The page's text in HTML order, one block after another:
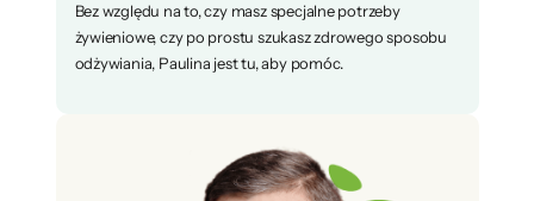
Bez względu na to, czy masz specjalne potrzeby
żywieniowe, czy po prostu szukasz zdrowego sposobu
odżywiania, Paulina jest tu, aby pomóc.